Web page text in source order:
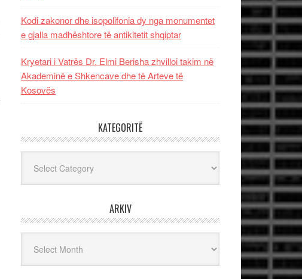
Kodi zakonor dhe isopolifonia dy nga monumentet
e gjalla madhështore të antikitetit shqiptar
Kryetari i Vatrës Dr. Elmi Berisha zhvilloi takim në
Akademinë e Shkencave dhe të Arteve të
Kosovës
KATEGORITË
ARKIV